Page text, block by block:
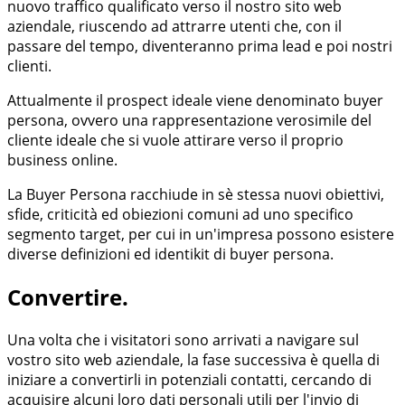
nuovo traffico qualificato verso il nostro sito web
aziendale, riuscendo ad attrarre utenti che, con il
passare del tempo, diventeranno prima lead e poi nostri
clienti.
Attualmente il prospect ideale viene denominato buyer
persona, ovvero una rappresentazione verosimile del
cliente ideale che si vuole attirare verso il proprio
business online.
La Buyer Persona racchiude in sè stessa nuovi obiettivi,
sfide, criticità ed obiezioni comuni ad uno specifico
segmento target, per cui in un'impresa possono esistere
diverse definizioni ed identikit di buyer persona.
Convertire.
Una volta che i visitatori sono arrivati a navigare sul
vostro sito web aziendale, la fase successiva è quella di
iniziare a convertirli in potenziali contatti, cercando di
acquisire alcuni loro dati personali utili per l'invio di